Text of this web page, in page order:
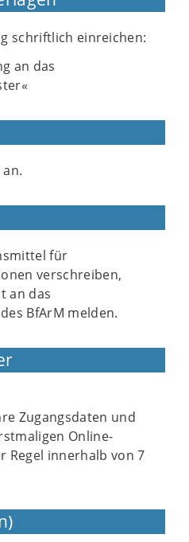
schriftlich einreichen:
an das
für
verschreiben,
an das
BfArM melden.
Zugangsdaten und
Online-
Regel innerhalb von 7